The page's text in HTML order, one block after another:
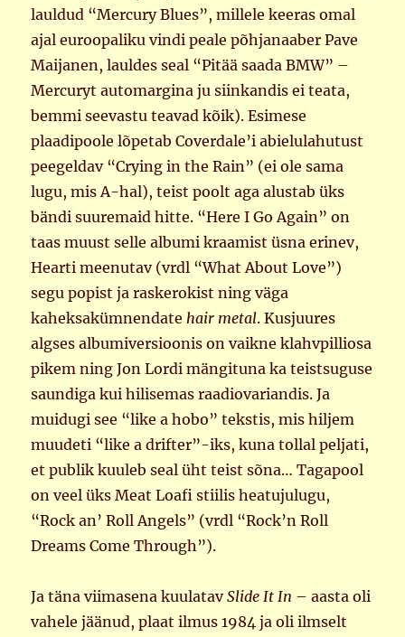
lauldud “Mercury Blues”, millele keeras omal
ajal euroopaliku vindi peale põhjanaaber Pave
Maijanen, lauldes seal “Pitää saada BMW” –
Mercuryt automargina ju siinkandis ei teata,
bemmi seevastu teavad kõik). Esimese
plaadipoole lõpetab Coverdale’i abielulahutust
peegeldav “Crying in the Rain” (ei ole sama
lugu, mis A-hal), teist poolt aga alustab üks
bändi suuremaid hitte. “Here I Go Again” on
taas muust selle albumi kraamist üsna erinev,
Hearti meenutav (vrdl “What About Love”)
segu popist ja raskerokist ning väga
kaheksakümnendatehair metal. Kusjuures
algses albumiversioonis on vaikne klahvpilliosa
pikem ning Jon Lordi mängituna ka teistsuguse
saundiga kui hilisemas raadiovariandis. Ja
muidugi see “like a hobo” tekstis, mis hiljem
muudeti “like a drifter”-iks, kuna tollal peljati,
et publik kuuleb seal üht teist sõna… Tagapool
on veel üks Meat Loafi stiilis heatujulugu,
“Rock an’ Roll Angels” (vrdl “Rock’n Roll
Dreams Come Through”).
Ja täna viimasena kuulatavSlide It In – aasta oli
vahele jäänud, plaat ilmus 1984 ja oli ilmselt